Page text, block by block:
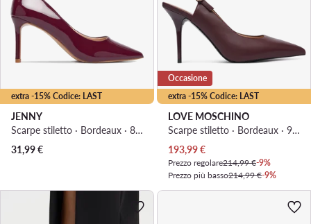
extra -15% Codice: LAST
JENNY
Scarpe stiletto · Bordeaux · 8 cm
31,99€
extra -15% Codice: LAST
Occasione
LOVE MOSCHINO
Scarpe stiletto · Bordeaux · 9.5 cm
Prezzo attuale
193,99€
Prezzo regolare214,99 €-9%
Prezzo più basso214,99 €-9%